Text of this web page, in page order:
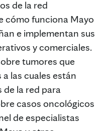
de la red
cómo funciona Mayo
e implementan sus
y comerciales.
tumores que
las cuales están
de la red para
casos oncológicos
de especialistas